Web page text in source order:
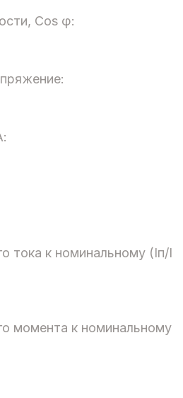
Cos φ:
тока к номинальному (Iп/I
момента к номинальному